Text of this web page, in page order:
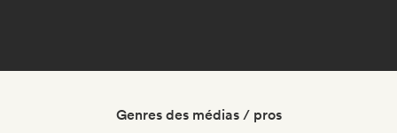
Genres des médias / pros